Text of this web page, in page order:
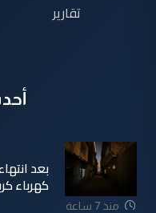
تقارير
منذ 7 ساعة
بعد
كهرباء